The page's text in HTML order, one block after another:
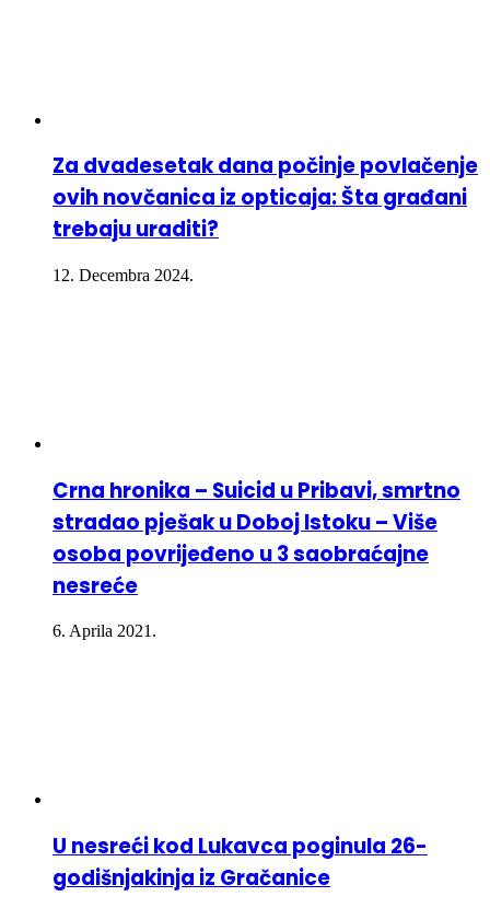
Za dvadesetak dana počinje povlačenje
ovih novčanica iz opticaja: Šta građani
trebaju uraditi?
12. Decembra 2024.
Crna hronika – Suicid u Pribavi, smrtno
stradao pješak u Doboj Istoku – Više
osoba povrijeđeno u 3 saobraćajne
nesreće
6. Aprila 2021.
U nesreći kod Lukavca poginula 26-
godišnjakinja iz Gračanice